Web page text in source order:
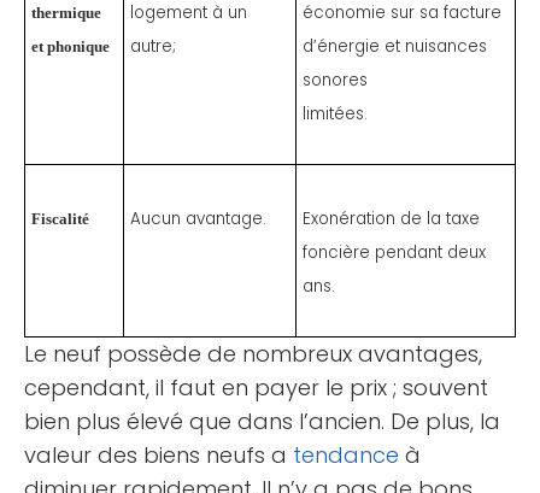
thermique
et phonique
logement à un
autre;
économie sur sa facture
d’énergie et nuisances
sonores
limitées.
Fiscalité Aucun avantage.
Exonération de la taxe
foncière pendant deux
ans.
Le neuf possède de nombreux avantages,
cependant, il faut en payer le prix ; souvent
bien plus élevé que dans l’ancien. De plus, la
valeur des biens neufs a tendance à